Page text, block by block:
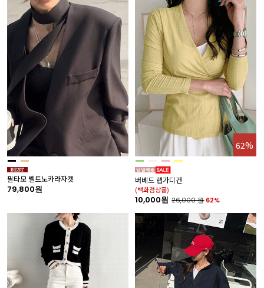
필타모 벨트노카라자켓
79,800원
62%
버베드 랩가디건
(백화점상품)
10,000원 26,000원 62%